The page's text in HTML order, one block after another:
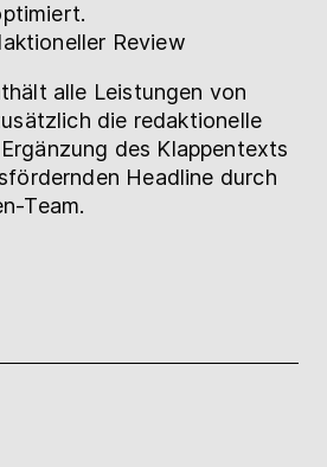
Review
alle Leistungen von
die redaktionelle
des Klappentexts
Headline durch
Team.